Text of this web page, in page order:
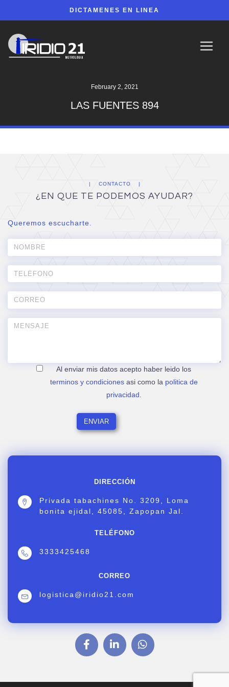
DICTAMENES EN LINEA
February 2, 2021
LAS FUENTES 894
DIRECCIÓN
Privada tabachines No. 3209, Loma
bonita ejidal, 45085, Zapopan Jal.
TELÉFONO
3333425468
CORREO
logistica@iridio21.com
CONTACTO
¿EN QUE TE PODEMOS AYUDAR?
Queremos escucharte.
Al enviar mis datos acepto haber leido los
terminos y condicionesasi como la politica de
privacidad